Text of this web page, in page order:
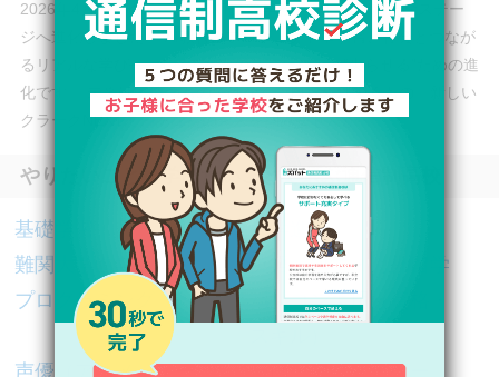
2026年4月、「クラークNEXT高等学校」として、新たなステー
ジへ進化しました。 AI教育、プロジェクト型学習、社会とつなが
るリアルな学び── すべてを次のステージへと“尖らせる”ための進
化です。 未来は、待つものではなく、自ら切り拓くもの。新しい
クラークNEXTで、あなたの未来を掴みませんか。
やりたいこと・学びたいことで選ぶ通信制高校
基礎学習
大学進学
難関大学進学
英語・語学・海外留学
プログラミング
パソコン実用（資格・
声優（アニメ・ゲー
漫画・アニメ・ゲー